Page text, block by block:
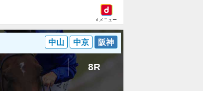
dメニュー
中山 中京 阪神
8R